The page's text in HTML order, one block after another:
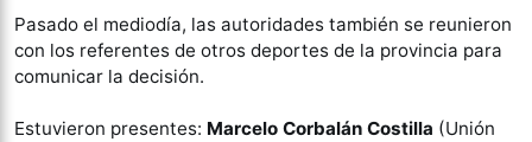
Pasado el mediodía, las autoridades también se reunieron
con los referentes de otros deportes de la provincia para
comunicar la decisión.
Estuvieron presentes: Marcelo Corbalán Costilla (Unión